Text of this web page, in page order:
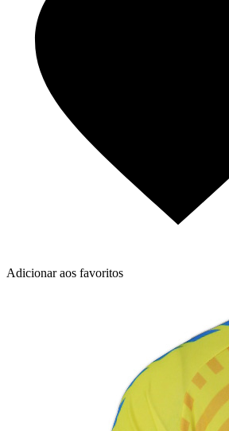
Adicionar aos favoritos